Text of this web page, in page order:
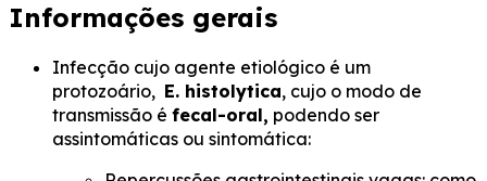
Informações gerais
Infecção cujo agente etiológico é um
protozoário, E. histolytica, cujo o modo de
transmissão é fecal-oral, podendo ser
assintomáticas ou sintomática: